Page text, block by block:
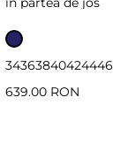
34363840424446
639.00 RON